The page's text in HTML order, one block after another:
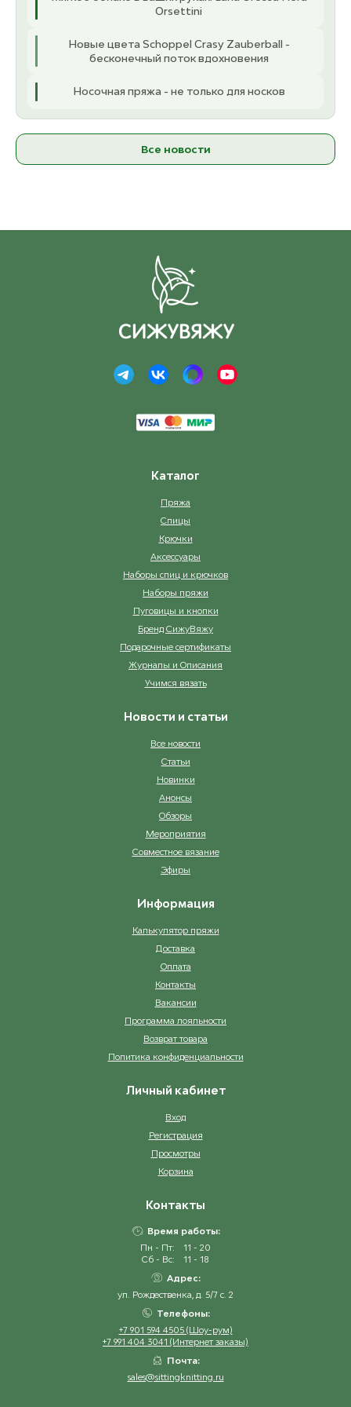
Orsettini
Новые цвета Schoppel Crasy Zauberball -
бесконечный поток вдохновения
Носочная пряжа - не только для носков
Все новости
Каталог
Пряжа
Спицы
Крючки
Аксессуары
Наборы спиц и крючков
Наборы пряжи
Пуговицы и кнопки
Бренд СижуВяжу
Подарочные сертификаты
Журналы и Описания
Учимся вязать
Новости и статьи
Все новости
Статьи
Новинки
Анонсы
Обзоры
Мероприятия
Совместное вязание
Эфиры
Информация
Калькулятор пряжи
Доставка
Оплата
Контакты
Вакансии
Программа лояльности
Возврат товара
Политика конфиденциальности
Личный кабинет
Вход
Регистрация
Просмотры
Корзина
Контакты
Время работы:
Пн - Пт:
11 - 20
Сб - Вс:
11 - 18
Адрес:
ул. Рождественка, д. 5/7 с. 2
Телефоны:
+7 901 594 4505 (Шоу-рум)
+7 991 404 3041 (Интернет заказы)
Почта:
sales@sittingknitting.ru